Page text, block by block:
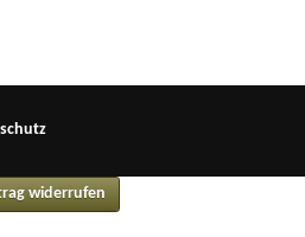
widerrufen